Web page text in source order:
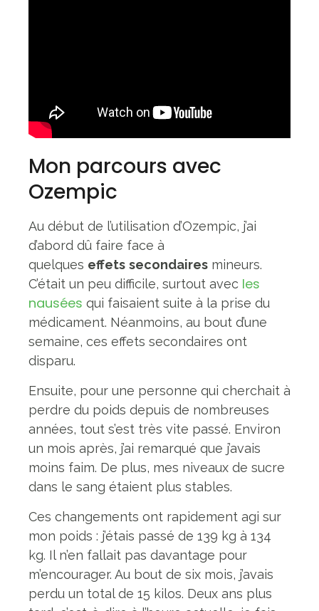
Mon parcours avec
Ozempic
Au début de l’utilisation d’Ozempic, j’ai
d’abord dû faire face à
quelques effets secondaires mineurs.
C’était un peu difficile, surtout avec les
nausées qui faisaient suite à la prise du
médicament. Néanmoins, au bout d’une
semaine, ces effets secondaires ont
disparu.
Ensuite, pour une personne qui cherchait à
perdre du poids depuis de nombreuses
années, tout s’est très vite passé. Environ
un mois après, j’ai remarqué que j’avais
moins faim. De plus, mes niveaux de sucre
dans le sang étaient plus stables.
Ces changements ont rapidement agi sur
mon poids : j’étais passé de 139 kg à 134
kg. Il n’en fallait pas davantage pour
m’encourager. Au bout de six mois, j’avais
perdu un total de 15 kilos. Deux ans plus